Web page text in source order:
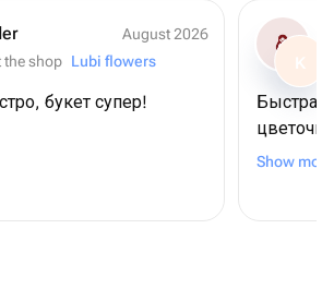
August 2026
the shop Lubi flowers
букет супер!
K
Быстрая
букет
Show more